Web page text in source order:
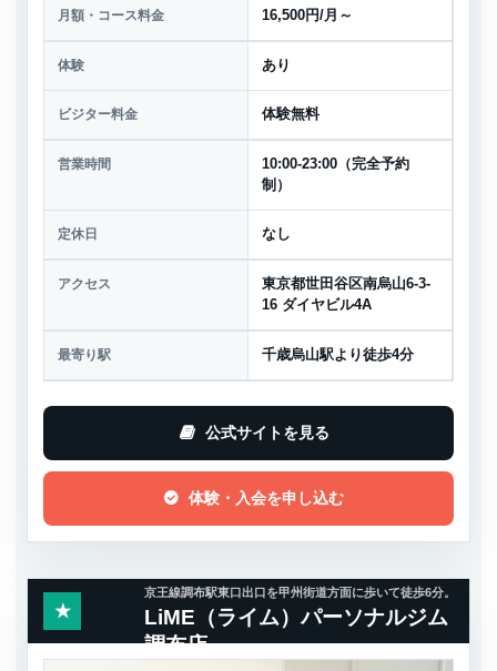
月額・コース料金 16,500円/月～
体験 あり
ビジター料金 体験無料
営業時間
10:00-23:00（完全予約
制）
定休日 なし
アクセス
東京都世田谷区南烏山6-3-
16 ダイヤビル4A
最寄り駅 千歳烏山駅より徒歩4分
公式サイトを見る
体験・入会を申し込む
★
京王線調布駅東口出口を甲州街道方面に歩いて徒歩6分。
LiME（ライム）パーソナルジム
調布店